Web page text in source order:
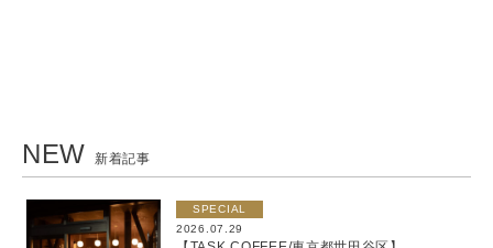
NEW 新着記事
SPECIAL
2026.07.29